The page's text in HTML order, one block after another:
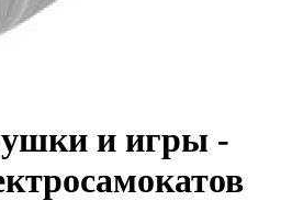
и игры -